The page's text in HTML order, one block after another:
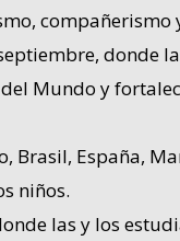
donde
Mundo y
Brasil, España,
niños.
las y los